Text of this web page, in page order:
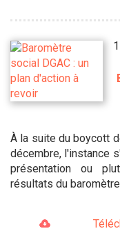
À la suite du boycott
décembre, l'instance
présentation ou
résultats du